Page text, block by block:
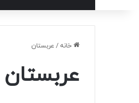
خانه / عربستان
عربستان